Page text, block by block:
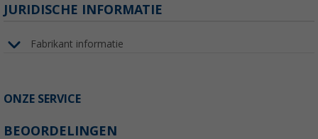
JURIDISCHE INFORMATIE
Fabrikant informatie
ONZE SERVICE
BEOORDELINGEN